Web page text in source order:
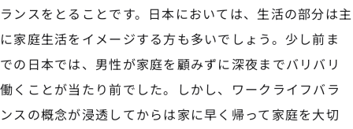
ランスをとることです。日本においては、生活の部分は主
に家庭生活をイメージする方も多いでしょう。少し前ま
での日本では、男性が家庭を顧みずに深夜までバリバリ
働くことが当たり前でした。しかし、ワークライフバラ
ンスの概念が浸透してからは家に早く帰って家庭を大切